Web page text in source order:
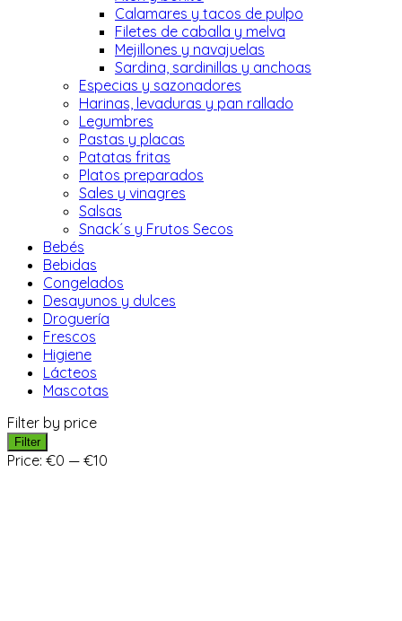
Calamares y tacos de pulpo
Filetes de caballa y melva
Mejillones y navajuelas
Sardina, sardinillas y anchoas
Especias y sazonadores
Harinas, levaduras y pan rallado
Legumbres
Pastas y placas
Patatas fritas
Platos preparados
Sales y vinagres
Salsas
Snack´s y Frutos Secos
Bebés
Bebidas
Congelados
Desayunos y dulces
Droguería
Frescos
Higiene
Lácteos
Mascotas
Filter by price
Filter
Price: €0 — €10